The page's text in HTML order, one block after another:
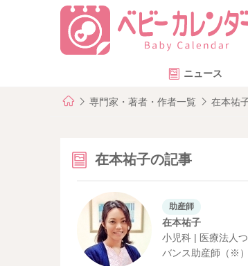
ニュース
専門家・著者・作者一覧 在本祐
在本祐子の記事
助産師
在本祐子
小児科 | 医療法人
バンス助産師（※）